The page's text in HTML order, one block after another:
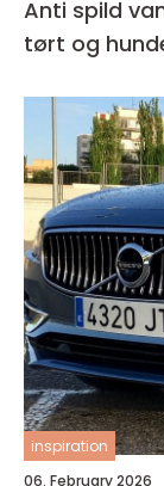
Anti spild
tørt og
inspiration
06. February 2026